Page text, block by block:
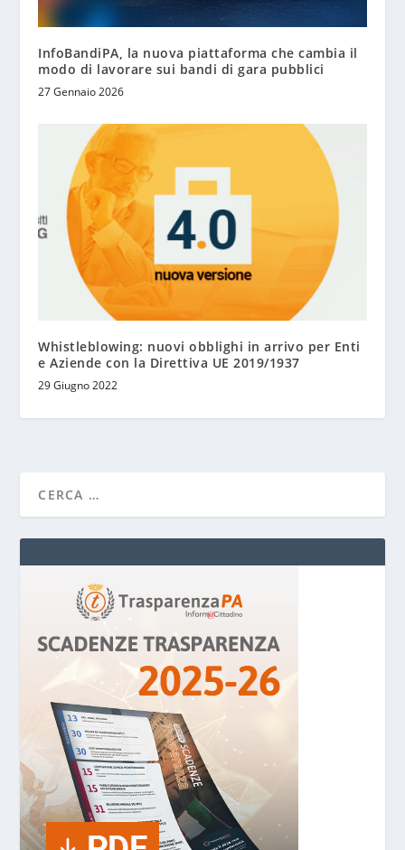
InfoBandiPA, la nuova piattaforma che cambia il
modo di lavorare sui bandi di gara pubblici
27 Gennaio 2026
Whistleblowing: nuovi obblighi in arrivo per Enti
e Aziende con la Direttiva UE 2019/1937
29 Giugno 2022